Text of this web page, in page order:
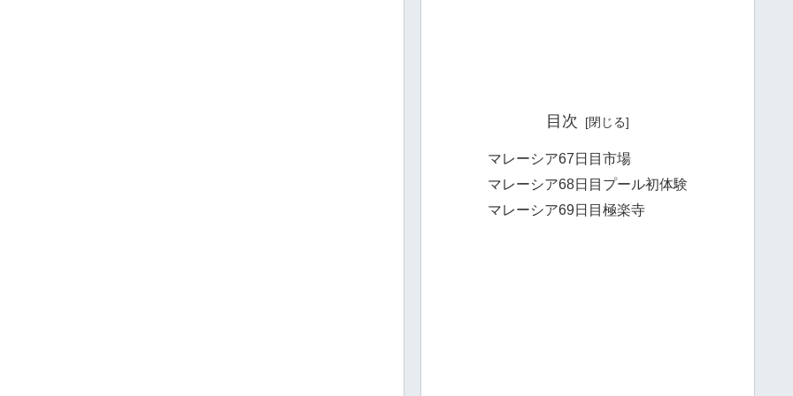
目次
マレーシア67日目市場
マレーシア68日目プール初体験
マレーシア69日目極楽寺